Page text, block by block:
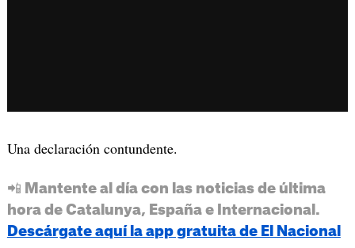
Una declaración contundente.
📲 Mantente al día con las noticias de última
hora de Catalunya, España e Internacional.
Descárgate aquí la app gratuita de El Nacional